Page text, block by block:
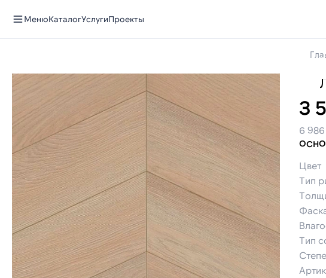
МенюКаталогУслугиПроекты
3
6 986
Цвет
Тип
Тип